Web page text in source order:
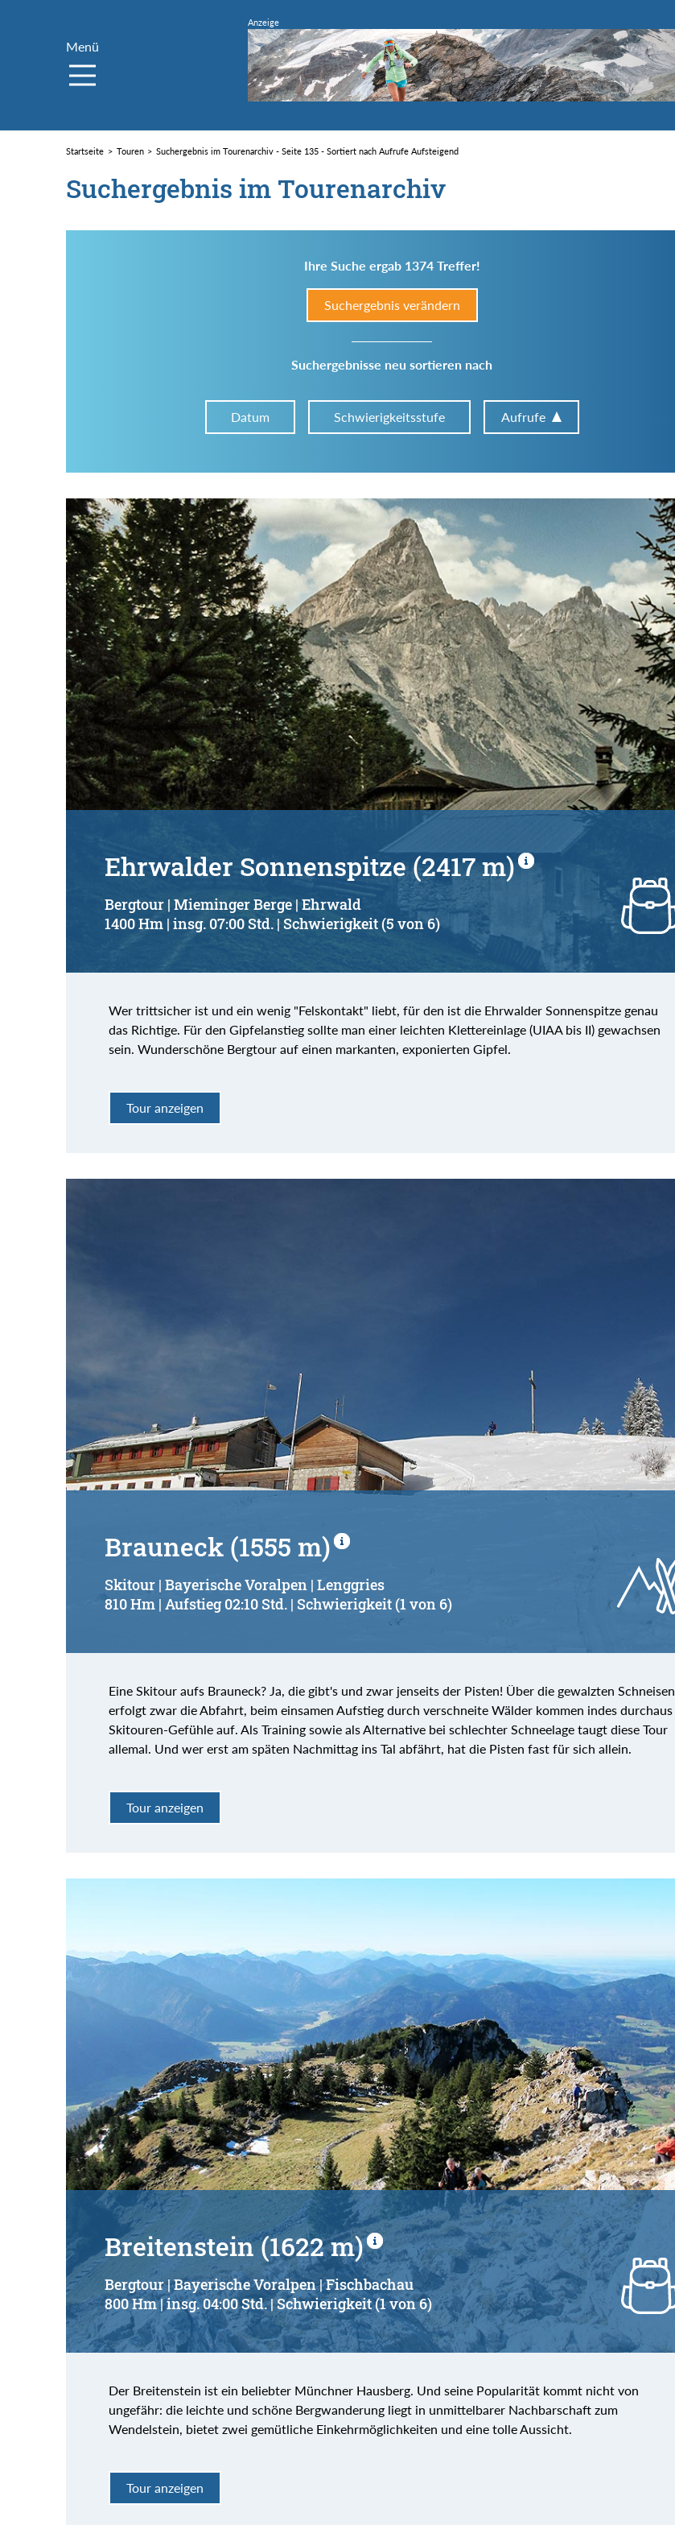
Menü
Startseite Touren Suchergebnis im Tourenarchiv - Seite 135 - Sortiert nach Aufrufe Aufsteigend
Suchergebnis im Tourenarchiv
Ihre Suche ergab 1374 Treffer!
Suchergebnis verändern
Suchergebnisse neu sortieren nach
Datum Schwierigkeitsstufe Aufrufe
Im Tourenarchiv suchen
Land:
Region:
Gebirge:
Art der Tour:
Schwierigkeitsgrad:
von
bis
Kondition (Tourdauer):
von
bis
Suchbegriff:
Ehrwalder Sonnenspitze (2417 m)
Bergtour | Mieminger Berge | Ehrwald
1400 Hm | insg. 07:00 Std. | Schwierigkeit (5 von 6)
Wer trittsicher ist und ein wenig "Felskontakt" liebt, für den ist die Ehrwalder Sonnenspitze genau
das Richtige. Für den Gipfelanstieg sollte man einer leichten Klettereinlage (UIAA bis II) gewachsen
sein. Wunderschöne Bergtour auf einen markanten, exponierten Gipfel.
Tour anzeigen
Brauneck (1555 m)
Skitour | Bayerische Voralpen | Lenggries
810 Hm | Aufstieg 02:10 Std. | Schwierigkeit (1 von 6)
Eine Skitour aufs Brauneck? Ja, die gibt's und zwar jenseits der Pisten! Über die gewalzten Schneisen
erfolgt zwar die Abfahrt, beim einsamen Aufstieg durch verschneite Wälder kommen indes durchaus
Skitouren-Gefühle auf. Als Training sowie als Alternative bei schlechter Schneelage taugt diese Tour
allemal. Und wer erst am späten Nachmittag ins Tal abfährt, hat die Pisten fast für sich allein.
Tour anzeigen
Breitenstein (1622 m)
Bergtour | Bayerische Voralpen | Fischbachau
800 Hm | insg. 04:00 Std. | Schwierigkeit (1 von 6)
Der Breitenstein ist ein beliebter Münchner Hausberg. Und seine Popularität kommt nicht von
ungefähr: die leichte und schöne Bergwanderung liegt in unmittelbarer Nachbarschaft zum
Wendelstein, bietet zwei gemütliche Einkehrmöglichkeiten und eine tolle Aussicht.
Tour anzeigen